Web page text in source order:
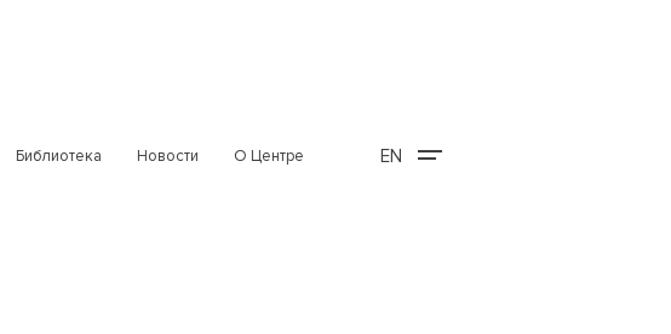
Библиотека Новости О Центре EN